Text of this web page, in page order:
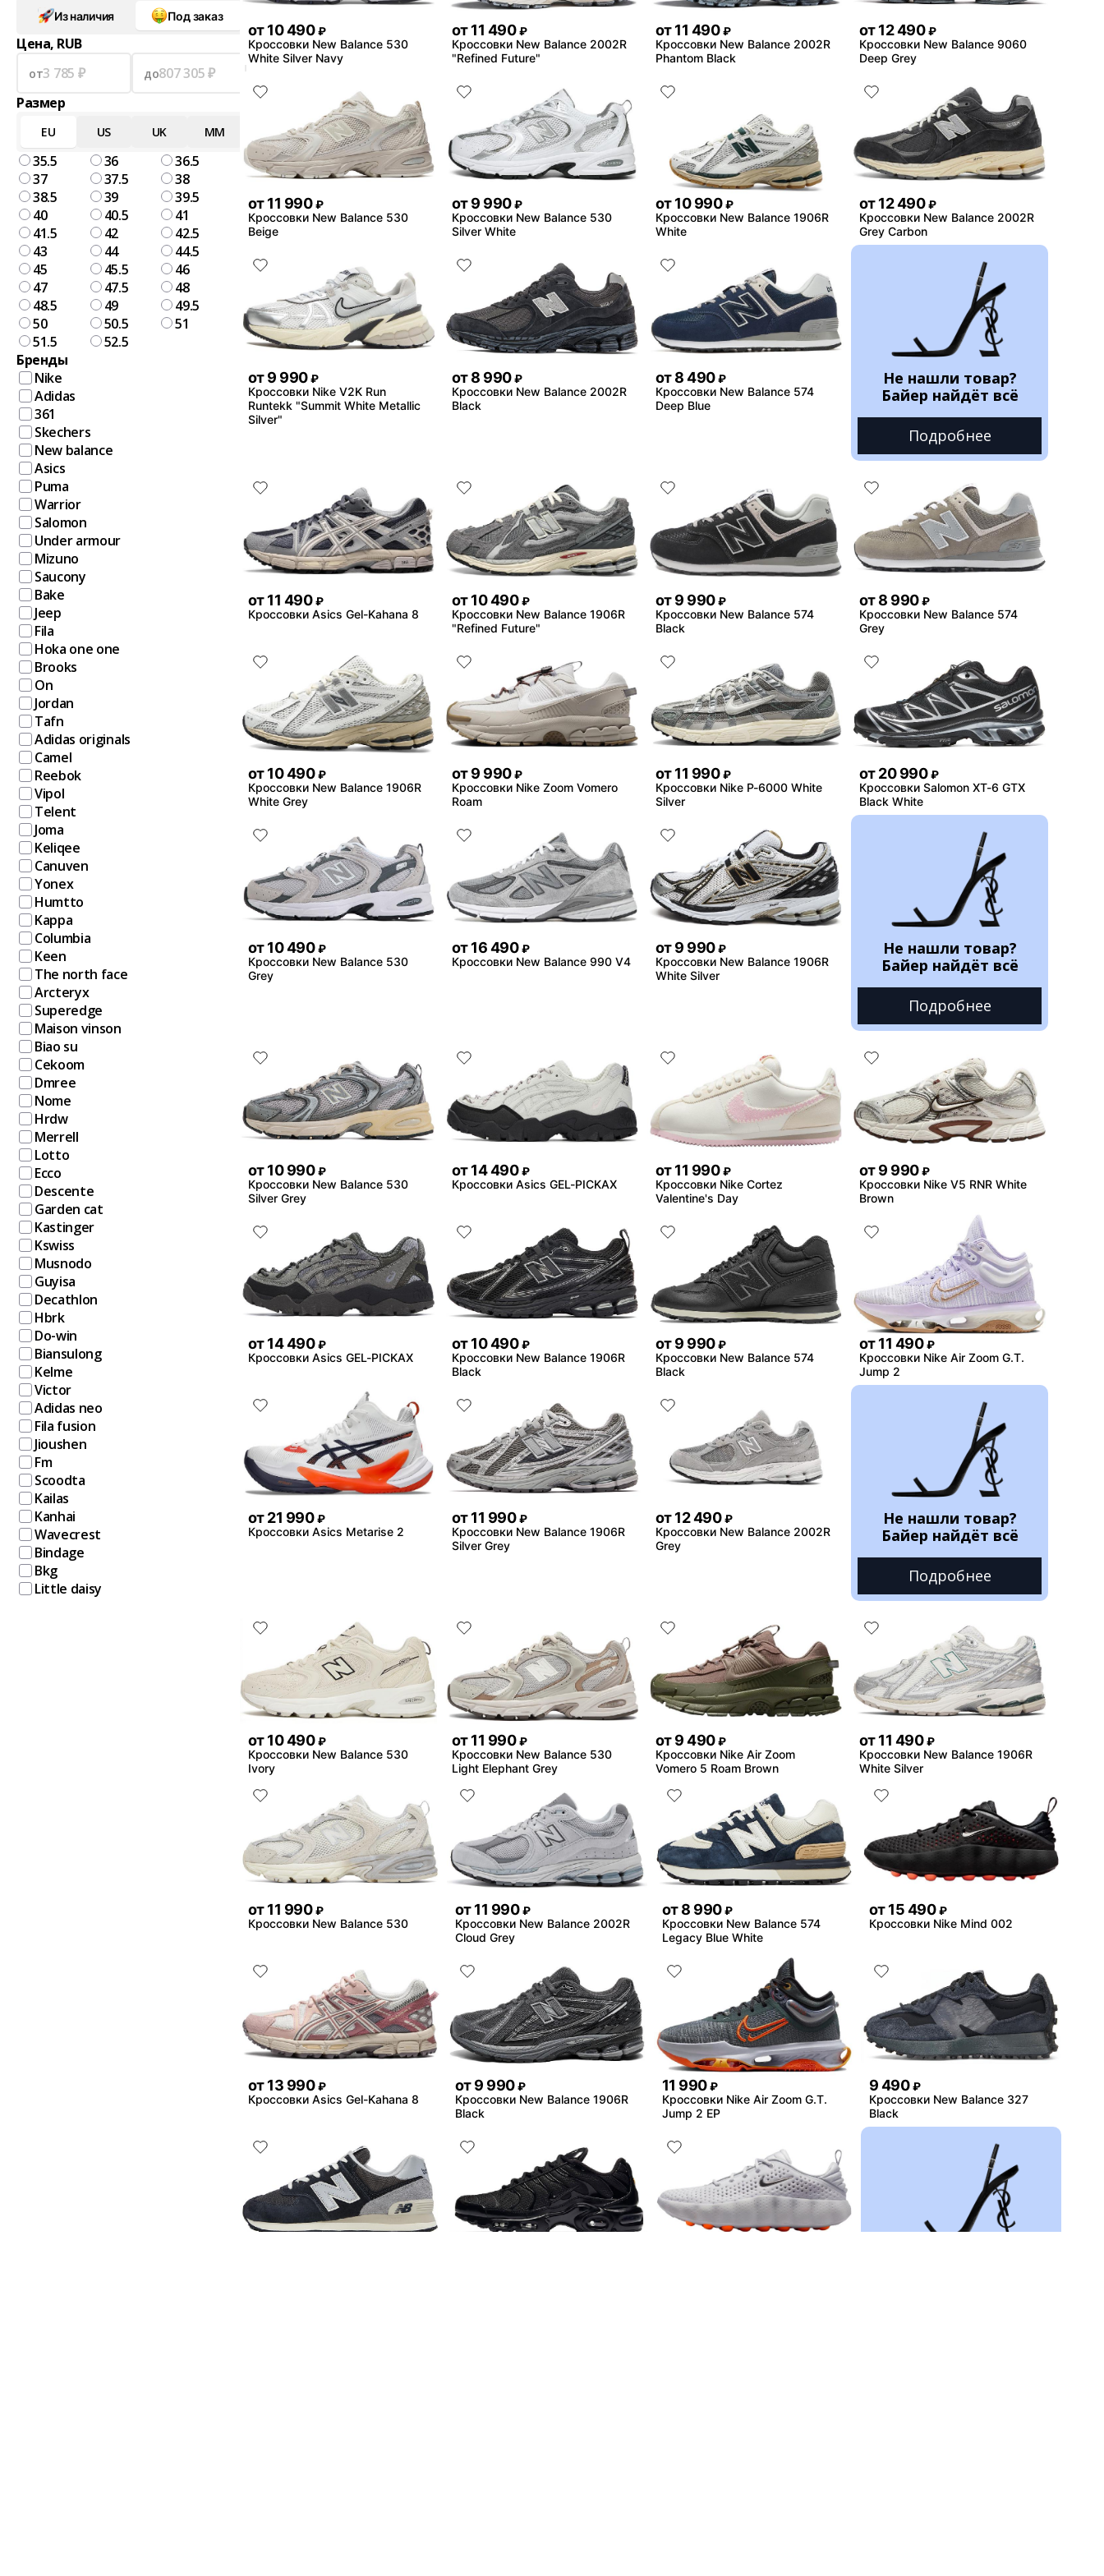
Из наличия Под заказ
Цена, RUB
от до
Размер
EU US UK MM
35.5 36
36.5
37
37.5
38
38.5
39
39.5
40
40.5
41
41.5
42
42.5
43
44
44.5
45
45.5
46
47
47.5
48
48.5
49
49.5
50
50.5
51
51.5
52.5
Бренды
Nike
Adidas
361
Skechers
New balance
Asics
Puma
Warrior
Salomon
Under armour
Mizuno
Saucony
Bake
Jeep
Fila
Hoka one one
Brooks
On
Jordan
Tafn
Adidas originals
Camel
Reebok
Vipol
Telent
Joma
Keliqee
Canuven
Yonex
Humtto
Kappa
Columbia
Keen
The north face
Arcteryx
Superedge
Maison vinson
Biao su
Cekoom
Dmree
Nome
Hrdw
Merrell
Lotto
Ecco
Descente
Garden cat
Kastinger
Kswiss
Musnodo
Guyisa
Decathlon
Hbrk
Do-win
Biansulong
Kelme
Victor
Adidas neo
Fila fusion
Jioushen
Fm
Scoodta
Kailas
Kanhai
Wavecrest
Bindage
Bkg
Little daisy
от10 490 ₽
Кроссовки New Balance 530
White Silver Navy
от11 490 ₽
Кроссовки New Balance 2002R
"Refined Future"
от11 490 ₽
Кроссовки New Balance 2002R
Phantom Black
от12 490 ₽
Кроссовки New Balance 9060
Deep Grey
от11 990 ₽
Кроссовки New Balance 530
Beige
от9 990 ₽
Кроссовки New Balance 530
Silver White
от10 990 ₽
Кроссовки New Balance 1906R
White
от12 490 ₽
Кроссовки New Balance 2002R
Grey Carbon
от9 990 ₽
Кроссовки Nike V2K Run
Runtekk "Summit White Metallic
Silver"
от8 990 ₽
Кроссовки New Balance 2002R
Black
от8 490 ₽
Кроссовки New Balance 574
Deep Blue
Не нашли товар?
Байер найдёт всё
Подробнее
от11 490 ₽
Кроссовки Asics Gel-Kahana 8
от10 490 ₽
Кроссовки New Balance 1906R
"Refined Future"
от9 990 ₽
Кроссовки New Balance 574
Black
от8 990 ₽
Кроссовки New Balance 574
Grey
от10 490 ₽
Кроссовки New Balance 1906R
White Grey
от9 990 ₽
Кроссовки Nike Zoom Vomero
Roam
от11 990 ₽
Кроссовки Nike P-6000 White
Silver
от20 990 ₽
Кроссовки Salomon XT-6 GTX
Black White
от10 490 ₽
Кроссовки New Balance 530
Grey
от16 490 ₽
Кроссовки New Balance 990 V4
от9 990 ₽
Кроссовки New Balance 1906R
White Silver
Не нашли товар?
Байер найдёт всё
Подробнее
от10 990 ₽
Кроссовки New Balance 530
Silver Grey
от14 490 ₽
Кроссовки Asics GEL-PICKAX
от11 990 ₽
Кроссовки Nike Cortez
Valentine's Day
от9 990 ₽
Кроссовки Nike V5 RNR White
Brown
от14 490 ₽
Кроссовки Asics GEL-PICKAX
от10 490 ₽
Кроссовки New Balance 1906R
Black
от9 990 ₽
Кроссовки New Balance 574
Black
от11 490 ₽
Кроссовки Nike Air Zoom G.T.
Jump 2
от21 990 ₽
Кроссовки Asics Metarise 2
от11 990 ₽
Кроссовки New Balance 1906R
Silver Grey
от12 490 ₽
Кроссовки New Balance 2002R
Grey
Не нашли товар?
Байер найдёт всё
Подробнее
от10 490 ₽
Кроссовки New Balance 530
Ivory
от11 990 ₽
Кроссовки New Balance 530
Light Elephant Grey
от9 490 ₽
Кроссовки Nike Air Zoom
Vomero 5 Roam Brown
от11 490 ₽
Кроссовки New Balance 1906R
White Silver
от11 990 ₽
Кроссовки New Balance 530
от11 990 ₽
Кроссовки New Balance 2002R
Cloud Grey
от8 990 ₽
Кроссовки New Balance 574
Legacy Blue White
от15 490 ₽
Кроссовки Nike Mind 002
от13 990 ₽
Кроссовки Asics Gel-Kahana 8
от9 990 ₽
Кроссовки New Balance 1906R
Black
11 990 ₽
Кроссовки Nike Air Zoom G.T.
Jump 2 EP
9 490 ₽
Кроссовки New Balance 327
Black